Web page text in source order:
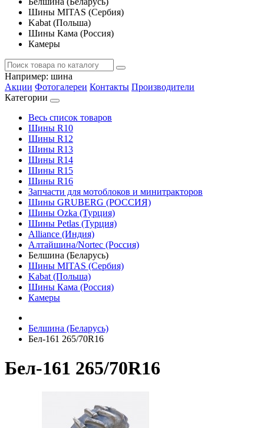
Шины MITAS (Сербия)
Kabat (Польша)
Шины Кама (Россия)
Камеры
Например: шина
Акции Фотогалереи Контакты Производители
Категории
Весь список товаров
Шины R10
Шины R12
Шины R13
Шины R14
Шины R15
Шины R16
Запчасти для мотоблоков и минитракторов
Шины GRUBERG (РОССИЯ)
Шины Ozka (Турция)
Шины Petlas (Турция)
Alliance (Индия)
Алтайшина/Nortec (Россия)
Белшина (Беларусь)
Шины MITAS (Сербия)
Kabat (Польша)
Шины Кама (Россия)
Камеры
Белшина (Беларусь)
Бел-161 265/70R16
Бел-161 265/70R16